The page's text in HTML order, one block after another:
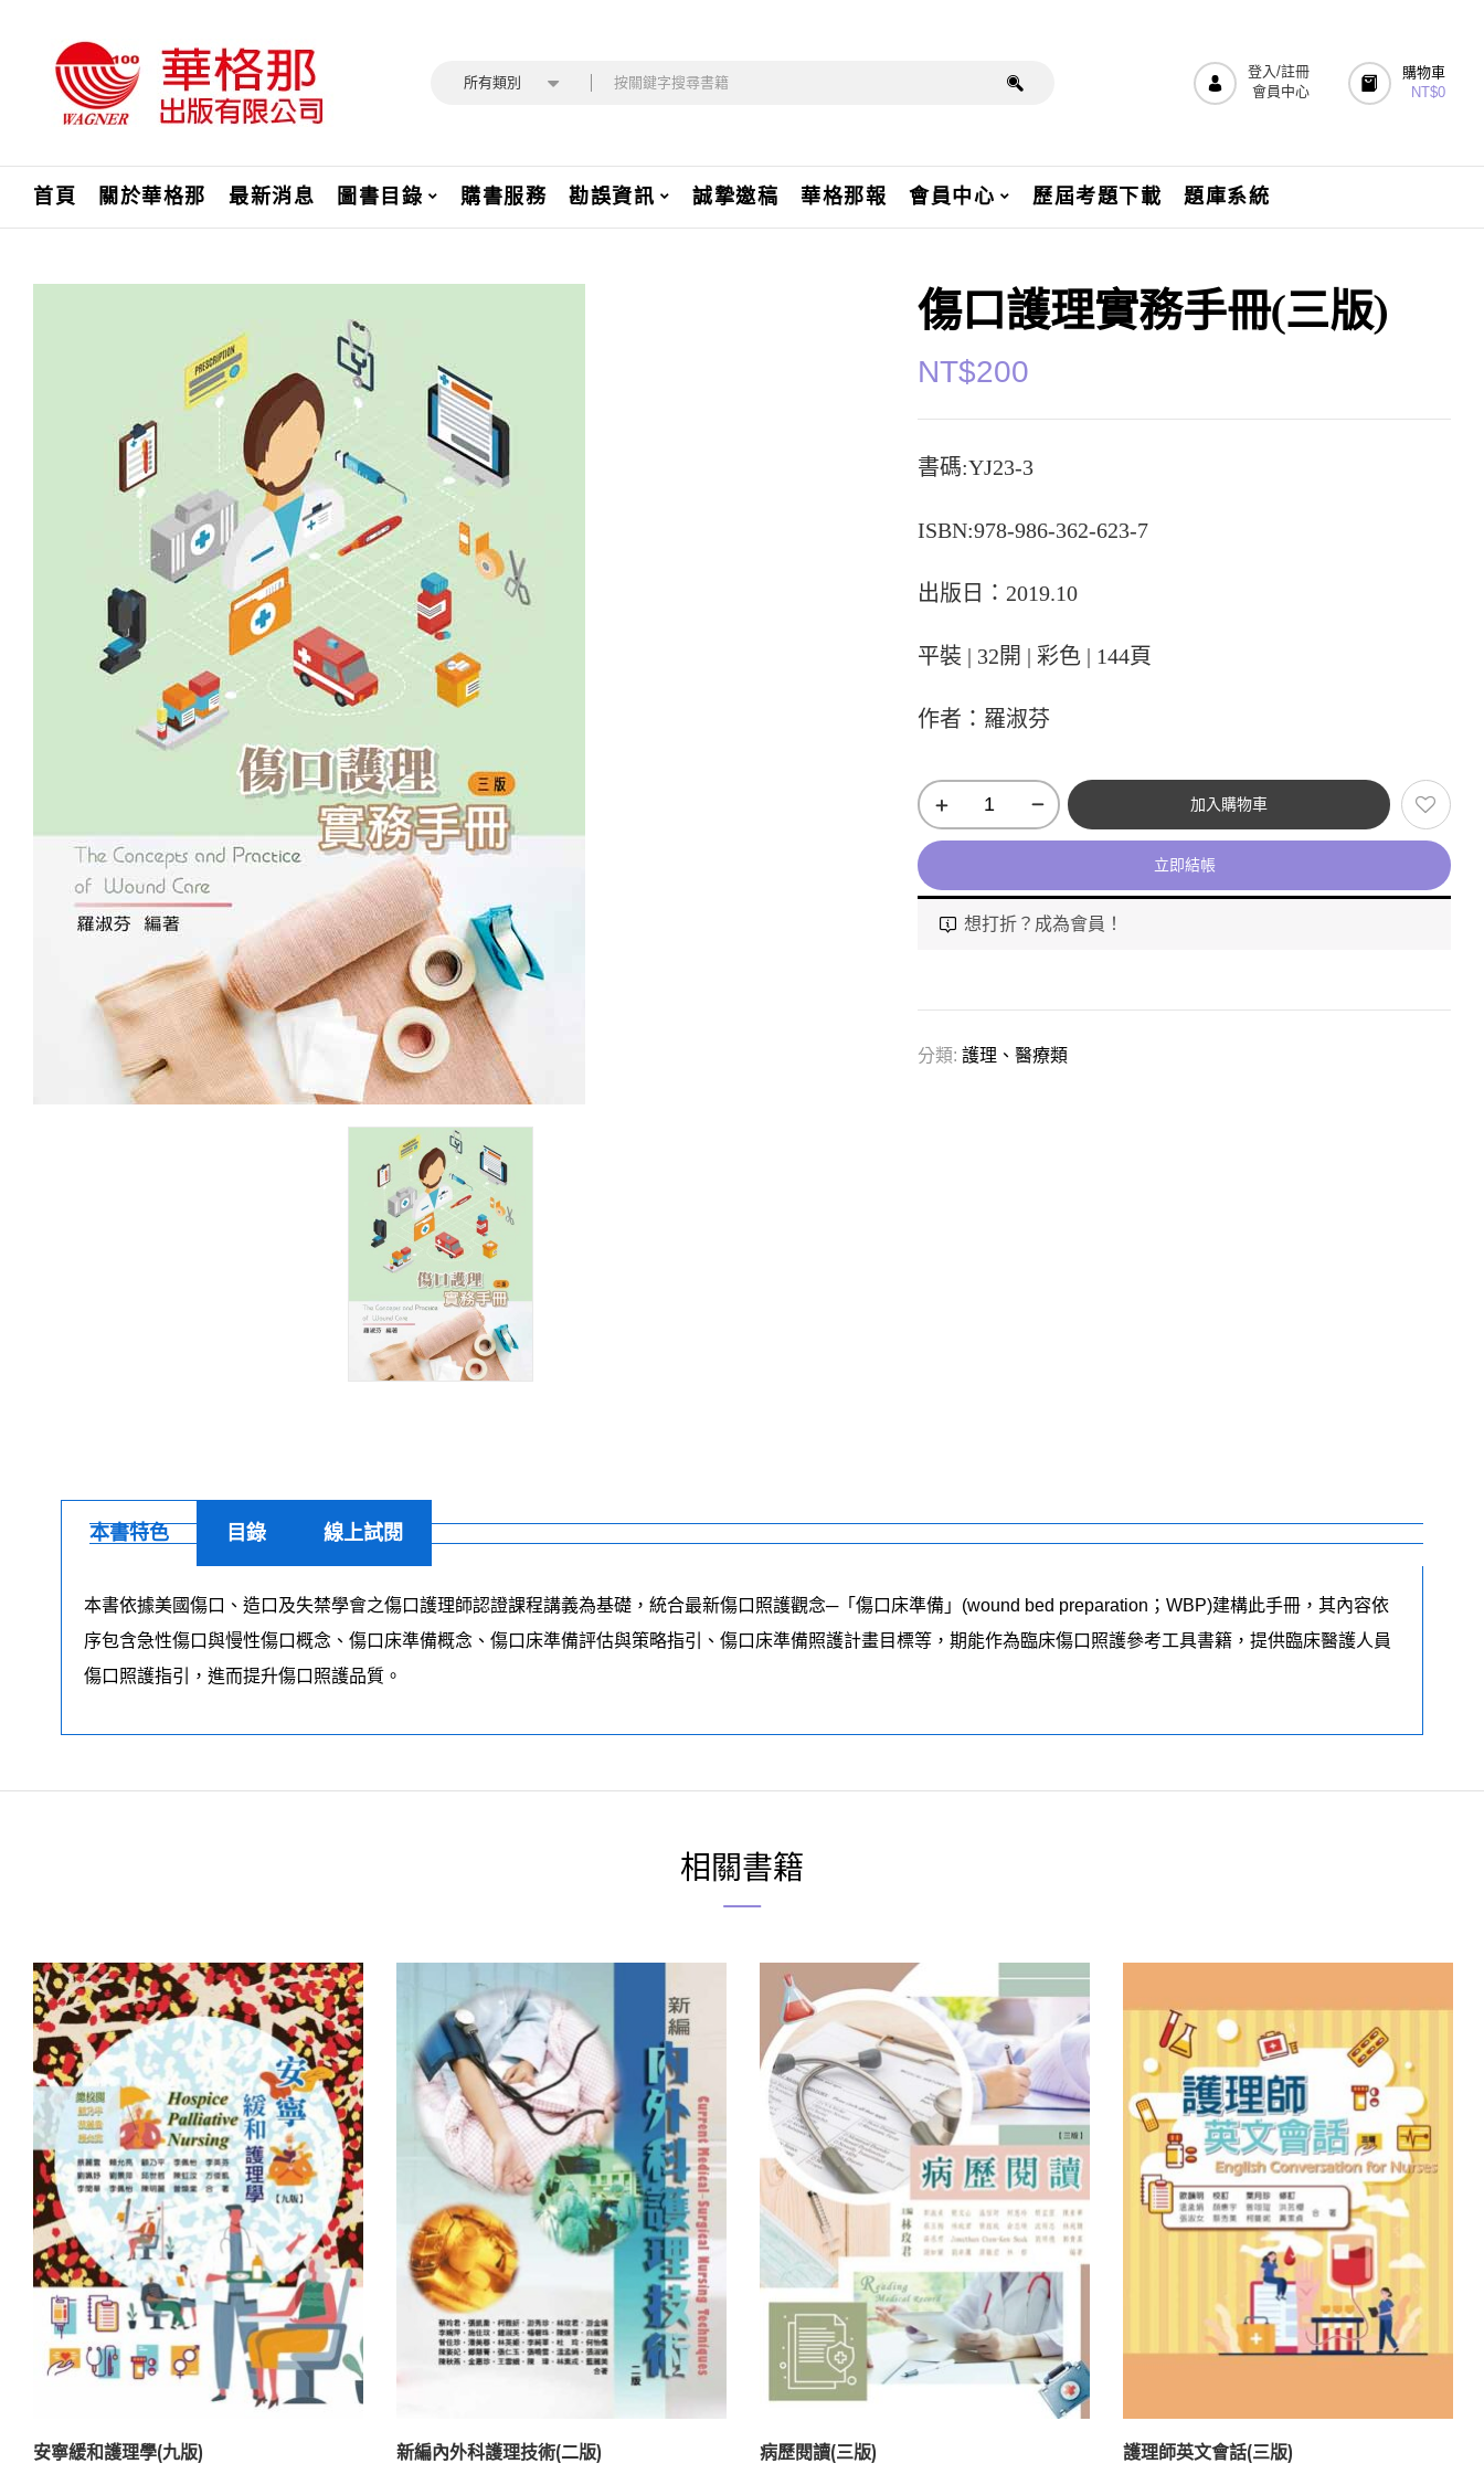
所有類別
登入/註冊
會員中心
購物車
NT$0
首頁 關於華格那 最新消息 圖書目錄 購書服務 勘誤資訊 誠摯邀稿 華格那報 會員中心 歷屆考題下載 題庫系統
傷口護理實務手冊(三版)
NT$200
書碼:YJ23-3
ISBN:978-986-362-623-7
出版日：2019.10
平裝 | 32開 | 彩色 | 144頁
作者：羅淑芬
加入購物車
立即結帳
想打折？成為會員！
分類:護理、醫療類
本書特色 目錄 線上試閱
本書依據美國傷口、造口及失禁學會之傷口護理師認證課程講義為基礎，統合最新傷口照護觀念─「傷口床準備」(wound bed preparation；WBP)建構此手冊，其內容依
序包含急性傷口與慢性傷口概念、傷口床準備概念、傷口床準備評估與策略指引、傷口床準備照護計畫目標等，期能作為臨床傷口照護參考工具書籍，提供臨床醫護人員
傷口照護指引，進而提升傷口照護品質。
相關書籍
安寧緩和護理學(九版) 新編內外科護理技術(二版) 病歷閱讀(三版) 護理師英文會話(三版)